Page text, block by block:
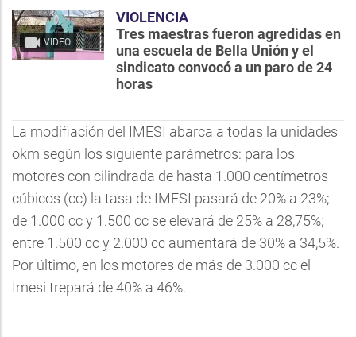
VIDEO
VIOLENCIA
Tres maestras fueron agredidas en
una escuela de Bella Unión y el
sindicato convocó a un paro de 24
horas
La modifiación del IMESI abarca a todas la unidades
okm según los siguiente parámetros: para los
motores con cilindrada de hasta 1.000 centímetros
cúbicos (cc) la tasa de IMESI pasará de 20% a 23%;
de 1.000 cc y 1.500 cc se elevará de 25% a 28,75%;
entre 1.500 cc y 2.000 cc aumentará de 30% a 34,5%.
Por último, en los motores de más de 3.000 cc el
Imesi trepará de 40% a 46%.